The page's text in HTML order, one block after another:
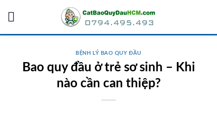
BỆNH LÝ BAO QUY ĐẦU
Bao quy đầu ở trẻ sơ sinh – Khi
nào cần can thiệp?